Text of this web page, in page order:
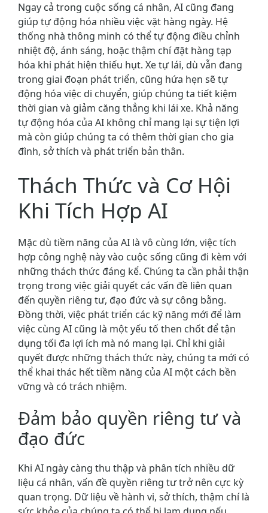
Ngay cả trong cuộc sống cá nhân, AI cũng đang
giúp tự động hóa nhiều việc vặt hàng ngày. Hệ
thống nhà thông minh có thể tự động điều chỉnh
nhiệt độ, ánh sáng, hoặc thậm chí đặt hàng tạp
hóa khi phát hiện thiếu hụt. Xe tự lái, dù vẫn đang
trong giai đoạn phát triển, cũng hứa hẹn sẽ tự
động hóa việc di chuyển, giúp chúng ta tiết kiệm
thời gian và giảm căng thẳng khi lái xe. Khả năng
tự động hóa của AI không chỉ mang lại sự tiện lợi
mà còn giúp chúng ta có thêm thời gian cho gia
đình, sở thích và phát triển bản thân.
Thách Thức và Cơ Hội
Khi Tích Hợp AI
Mặc dù tiềm năng của AI là vô cùng lớn, việc tích
hợp công nghệ này vào cuộc sống cũng đi kèm với
những thách thức đáng kể. Chúng ta cần phải thận
trọng trong việc giải quyết các vấn đề liên quan
đến quyền riêng tư, đạo đức và sự công bằng.
Đồng thời, việc phát triển các kỹ năng mới để làm
việc cùng AI cũng là một yếu tố then chốt để tận
dụng tối đa lợi ích mà nó mang lại. Chỉ khi giải
quyết được những thách thức này, chúng ta mới có
thể khai thác hết tiềm năng của AI một cách bền
vững và có trách nhiệm.
Đảm bảo quyền riêng tư và
đạo đức
Khi AI ngày càng thu thập và phân tích nhiều dữ
liệu cá nhân, vấn đề quyền riêng tư trở nên cực kỳ
quan trọng. Dữ liệu về hành vi, sở thích, thậm chí là